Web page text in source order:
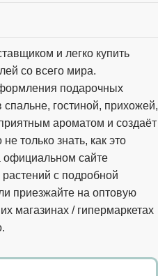
и легко купить
со всего мира.
подарочных
гостиной, прихожей,
ароматом и создаёт
только знать, как это
официальном сайте
с подробной
приезжайте на оптовую
магазинах / гипермаркетах